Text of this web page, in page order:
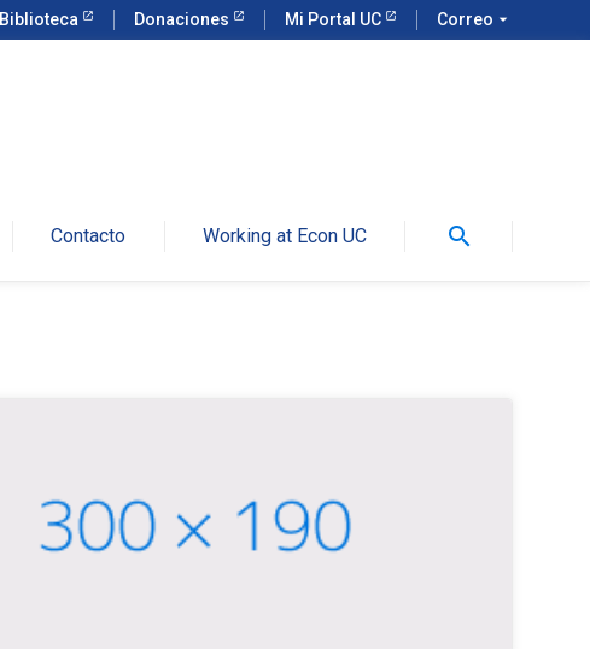
Biblioteca Donaciones Mi Portal UC Correo arrow_drop_down
Contacto Working at Econ UC search